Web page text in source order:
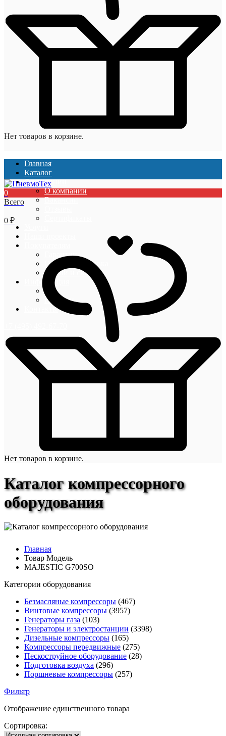
Нет товаров в корзине.
Главная
Каталог
О компании
О компании
Вакансии
Гарантии
Оплата и доставка
Акции и скидки
Информация
Блог
Новости
Контакты
0
Всего
0 ₽
Нет товаров в корзине.
Каталог компрессорного
оборудования
Главная
Товар Модель
MAJESTIC G700SO
Категории оборудования
Безмасляные компрессоры (467)
Винтовые компрессоры (3957)
Генераторы газа (103)
Генераторы и электростанции (3398)
Дизельные компрессоры (165)
Компрессоры передвижные (275)
Пескоструйное оборудование (28)
Подготовка воздуха (296)
Поршневые компрессоры (257)
Фильтр
Отображение единственного товара
Сортировка: